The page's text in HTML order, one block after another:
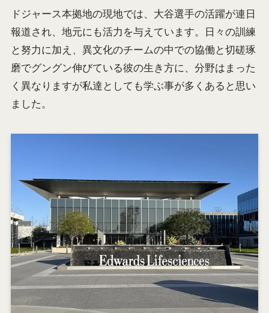
ドジャース本拠地の現地では、大谷選手の活躍が連日
報道され、地元にも活力を与えています。日々の訓練
と努力に加え、異文化のチームの中での協働と切磋琢
磨でグングン伸びている彼の生き方に、分野はまった
く異なりますが私達としても学ぶ事が多くあると思い
ました。